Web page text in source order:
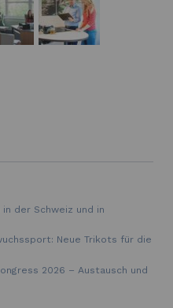
der Schweiz und in
Neue Trikots für die
2026 – Austausch und